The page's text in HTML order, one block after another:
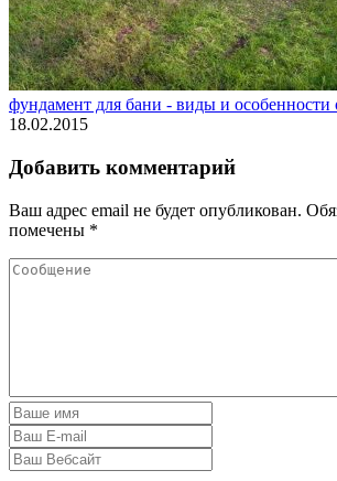
фундамент для бани - виды и особенности
18.02.2015
Добавить комментарий
Ваш адрес email не будет опубликован.
помечены *